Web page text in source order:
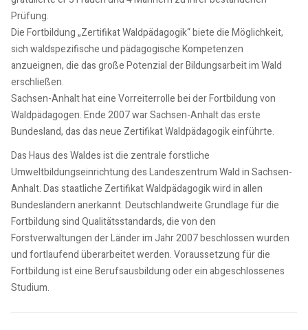
Prüfung.
Die Fortbildung „Zertifikat Waldpädagogik“ biete die Möglichkeit,
sich waldspezifische und pädagogische Kompetenzen
anzueignen, die das große Potenzial der Bildungsarbeit im Wald
erschließen.
Sachsen-Anhalt hat eine Vorreiterrolle bei der Fortbildung von
Waldpädagogen. Ende 2007 war Sachsen-Anhalt das erste
Bundesland, das das neue Zertifikat Waldpädagogik einführte.
Das Haus des Waldes ist die zentrale forstliche
Umweltbildungseinrichtung des Landeszentrum Wald in Sachsen-
Anhalt. Das staatliche Zertifikat Waldpädagogik wird in allen
Bundesländern anerkannt. Deutschlandweite Grundlage für die
Fortbildung sind Qualitätsstandards, die von den
Forstverwaltungen der Länder im Jahr 2007 beschlossen wurden
und fortlaufend überarbeitet werden. Voraussetzung für die
Fortbildung ist eine Berufsausbildung oder ein abgeschlossenes
Studium.